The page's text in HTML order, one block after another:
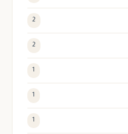
2
2
1
1
1